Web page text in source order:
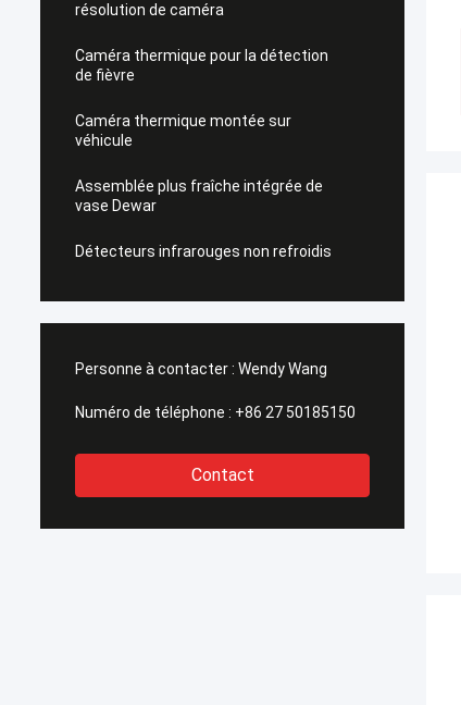
résolution de caméra
Caméra thermique pour la détection
de fièvre
Caméra thermique montée sur
véhicule
Assemblée plus fraîche intégrée de
vase Dewar
Détecteurs infrarouges non refroidis
Personne à contacter : Wendy Wang
Numéro de téléphone : +86 27 50185150
Contact